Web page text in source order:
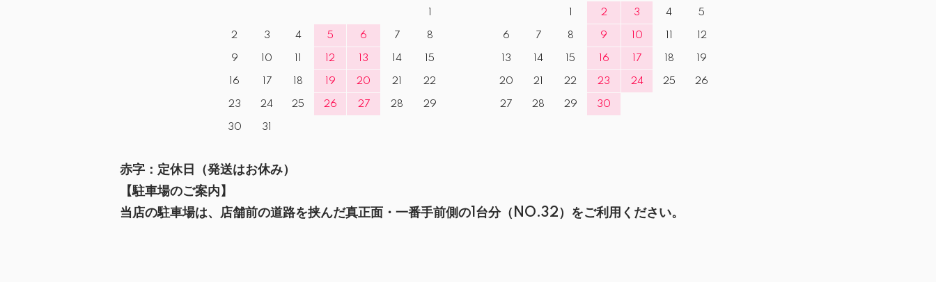
2 3 4 5 6 7 8
9 10 12 13 14 15
16 17 18 19 20 21 22
23 24 25 26 27 28 29
30 31
2 3 4 5
6 7 8 9 10 12
13 14 15 16 17 18 19
20 21 22 23 24 25 26
27 28 29 30
赤字：定休日（発送はお休み）
【駐車場のご案内】
当店の駐車場は、店舗前の道路を挟んだ真正面・一番手前側の1台分（NO.32）をご利用ください。